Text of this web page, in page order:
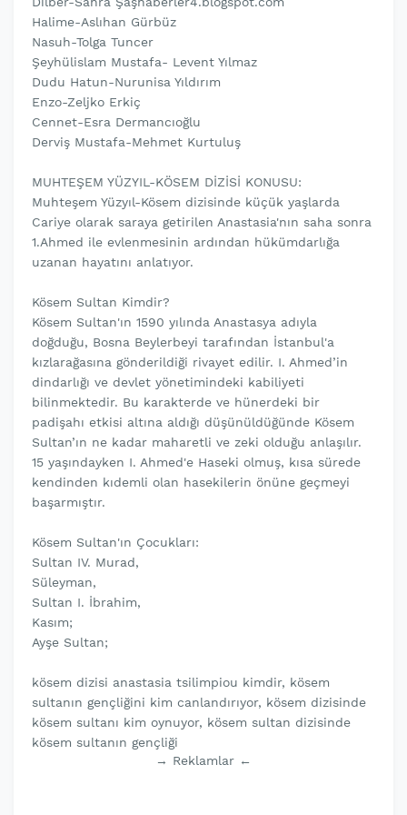
Halime-Aslıhan Gürbüz
Nasuh-Tolga Tuncer
Şeyhülislam Mustafa- Levent Yılmaz
Dudu Hatun-Nurunisa Yıldırım
Enzo-Zeljko Erkiç
Cennet-Esra Dermancıoğlu
Derviş Mustafa-Mehmet Kurtuluş
MUHTEŞEM YÜZYIL-KÖSEM DİZİSİ KONUSU:
Muhteşem Yüzyıl-Kösem dizisinde küçük yaşlarda
Cariye olarak saraya getirilen Anastasia'nın saha sonra
1.Ahmed ile evlenmesinin ardından hükümdarlığa
uzanan hayatını anlatıyor.
Kösem Sultan Kimdir?
Kösem Sultan'ın 1590 yılında Anastasya adıyla
doğduğu, Bosna Beylerbeyi tarafından İstanbul'a
kızlarağasına gönderildiği rivayet edilir. I. Ahmed’in
dindarlığı ve devlet yönetimindeki kabiliyeti
bilinmektedir. Bu karakterde ve hünerdeki bir
padişahı etkisi altına aldığı düşünüldüğünde Kösem
Sultan’ın ne kadar maharetli ve zeki olduğu anlaşılır.
15 yaşındayken I. Ahmed'e Haseki olmuş, kısa sürede
kendinden kıdemli olan hasekilerin önüne geçmeyi
başarmıştır.
Kösem Sultan'ın Çocukları:
Sultan IV. Murad,
Süleyman,
Sultan I. İbrahim,
Kasım;
Ayşe Sultan;
kösem dizisi anastasia tsilimpiou kimdir, kösem
sultanın gençliğini kim canlandırıyor, kösem dizisinde
kösem sultanı kim oynuyor, kösem sultan dizisinde
kösem sultanın gençliği
→ Reklamlar ←